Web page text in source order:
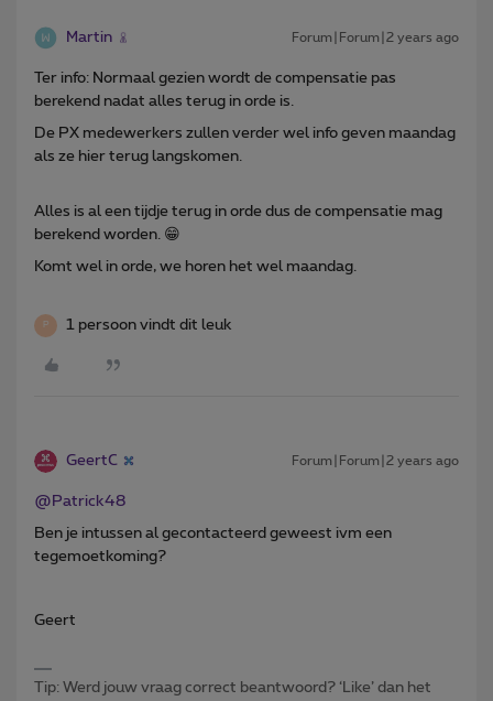
Martin Forum|Forum|2 years ago
Ter info: Normaal gezien wordt de compensatie pas
berekend nadat alles terug in orde is.
De PX medewerkers zullen verder wel info geven maandag
als ze hier terug langskomen.
Alles is al een tijdje terug in orde dus de compensatie mag
berekend worden. 😁
Komt wel in orde, we horen het wel maandag.
P 1 persoon vindt dit leuk
GeertC Forum|Forum|2 years ago
@Patrick48
Ben je intussen al gecontacteerd geweest ivm een
tegemoetkoming?
Geert
Tip: Werd jouw vraag correct beantwoord? ‘Like’ dan het